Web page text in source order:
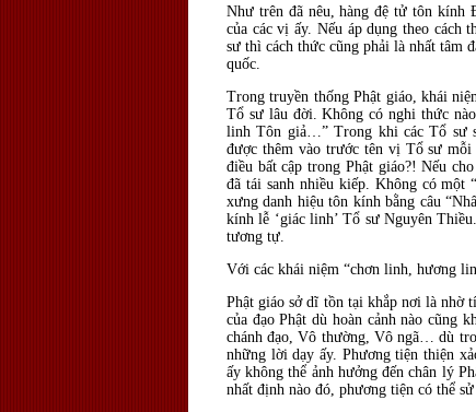
Như trên đã nêu, hàng đệ tử tôn kính
của các vị ấy. Nếu áp dụng theo cách
sư thì cách thức cũng phải là nhất tâm
quốc.
Trong truyền thống Phật giáo, khái
Tổ sư lâu đời. Không có nghi thức
linh Tôn giả…” Trong khi các Tổ sư
được thêm vào trước tên vị Tổ sư
điều bất cập trong Phật giáo?! Nếu
đã tái sanh nhiều kiếp. Không có một
xưng danh hiệu tôn kính bằng câu
kính lễ ‘giác linh’ Tổ sư Nguyên
tương tự.
Với các khái niệm “chơn linh, hương
Phật giáo sở dĩ tồn tại khắp nơi là nhờ
của đạo Phật dù hoàn cảnh nào cũng
chánh đạo, Vô thường, Vô ngã… dù
những lời dạy ấy. Phương tiện thiện
ấy không thể ảnh hưởng đến chân lý
nhất định nào đó, phương tiện có thể